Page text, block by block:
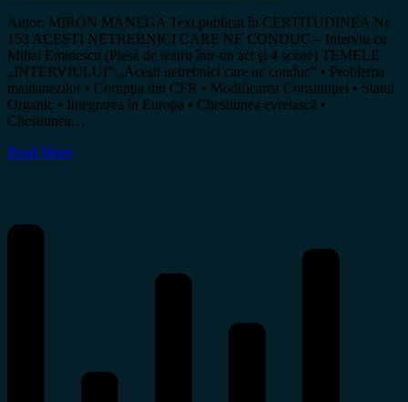
Autor: MIRON MANEGA Text publicat în CERTITUDINEA Nr.
153 ACEȘTI NETREBNICI CARE NE CONDUC – Interviu cu
Mihai Eminescu (Piesă de teatru într-un act şi 4 scene) TEMELE
„INTERVIULUI”:„Aceşti netrebnici care ne conduc” • Problema
maidanezilor • Corupţia din CFR • Modificarea Constituţiei • Statul
Organic • Integrarea în Europa • Chestiunea evreiască •
Chestiunea…
Read More